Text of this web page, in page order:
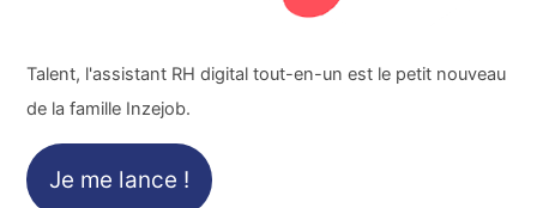
Talent, l'assistant RH digital tout-en-un est le petit nouveau
de la famille Inzejob.
Je me lance !